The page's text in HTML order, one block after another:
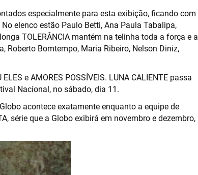
especialmente para esta exibição, ficando com
elenco estão Paulo Betti, Ana Paula Tabalipa,
TOLERÂNCIA mantém na telinha toda a força e a
Roberto Bomtempo, Maria Ribeiro, Nelson Diniz,
e AMORES POSSÍVEIS. LUNA CALIENTE passa
Nacional, no sábado, dia 11.
acontece exatamente enquanto a equipe de
série que a Globo exibirá em novembro e dezembro,